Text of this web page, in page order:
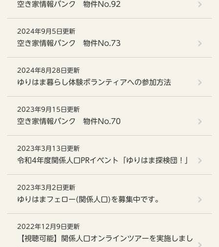
空き家情報バンク 物件No.92
2024年9月5日更新
空き家情報バンク 物件No.73
2024年8月28日更新
ゆりはま暮らし体験ボランティアへの参加方法
2023年9月15日更新
空き家情報バンク 物件No.70
2023年3月13日更新
令和4年度関係人口PRイベント「ゆりはま探検団！」
2023年3月2日更新
ゆりはまフェロー(関係人口)を募集中です。
2022年12月9日更新
【視聴可能】関係人口オンラインツアーを実施しまし